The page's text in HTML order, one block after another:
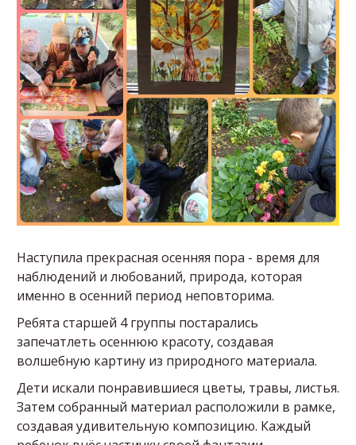
Наступила прекрасная осенняя пора - время для
наблюдений и любований, природа, которая
именно в осенний период неповторима.
Ребята старшей 4 группы постарались
запечатлеть осеннюю красоту, создавая
волшебную картину из природного материала.
Дети искали понравившиеся цветы, травы, листья.
Затем собранный материал расположили в рамке,
создавая удивительную композицию. Каждый